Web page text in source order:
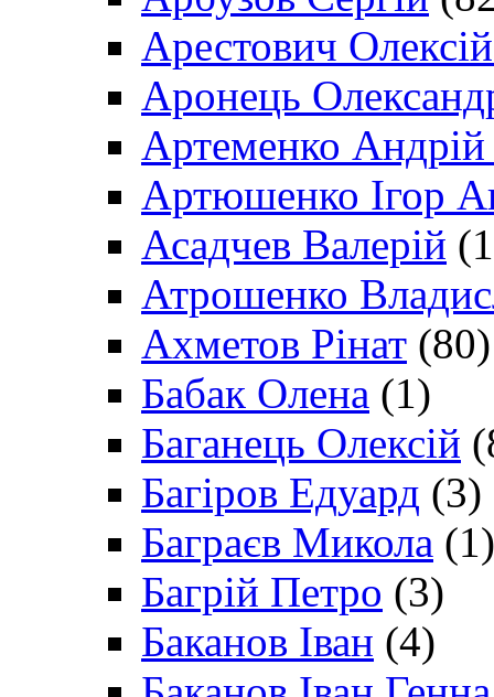
Арестович
Аронець
Артеменко Андрій
Артюшенко Ігор
Асадчев Валерій
Атрошенко
Ахметов Рінат (80)
Бабак Олена (1)
Баганець Олексій
Багіров Едуард (3)
Баграєв Микола (1)
Багрій Петро (3)
Баканов Іван (4)